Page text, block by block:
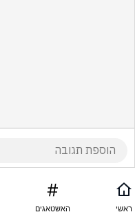
ראשי האשטאגים